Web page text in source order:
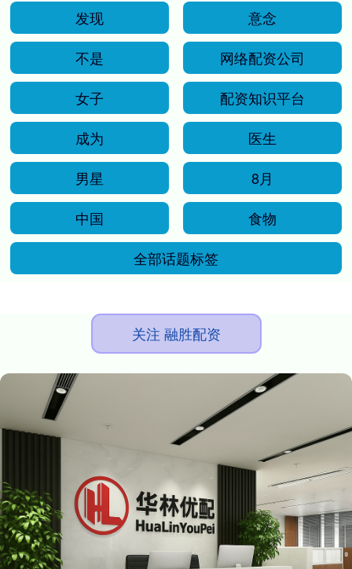
发现
意念
不是
网络配资公司
女子
配资知识平台
成为
医生
男星
8月
中国
食物
全部话题标签
关注 融胜配资